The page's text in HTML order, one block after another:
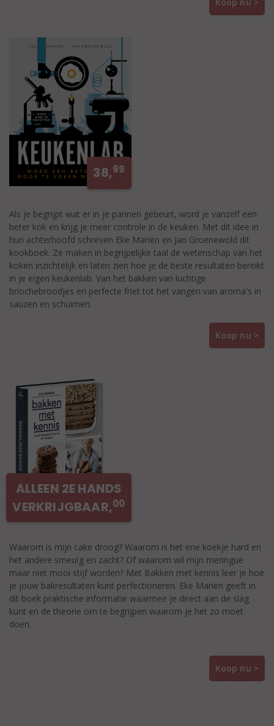
38,99
Als je begrijpt wat er in je pannen gebeurt, word je vanzelf een
beter kok en krijg je meer controle in de keuken. Met dit idee in
hun achterhoofd schreven Eke Mariën en Jan Groenewold dit
kookboek. Ze maken in begrijpelijke taal de wetenschap van het
koken inzichtelijk en laten zien hoe je de beste resultaten bereikt
in je eigen keukenlab. Van het bakken van luchtige
briochebroodjes en perfecte friet tot het vangen van aroma's in
sauzen en schuimen.
Koop nu >
ALLEEN 2E HANDS
VERKRIJGBAAR,00
Waarom is mijn cake droog? Waarom is het ene koekje hard en
het andere smeuïg en zacht? Of waarom wil mijn meringue
maar niet mooi stijf worden? Met Bakken met kennis leer je hoe
je jouw bakresultaten kunt perfectioneren. Eke Mariën geeft in
dit boek praktische informatie waarmee je direct aan de slag
kunt en de theorie om te begrijpen waarom je het zo moet
doen.
Koop nu >